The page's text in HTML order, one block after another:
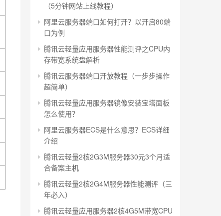
（5分钟网站上线教程）
阿里云服务器端口如何打开？以开启80端
口为例
腾讯云轻量应用服务器性能测评之CPU内
存带宽系统盘解析
腾讯云服务器端口开放教程（一步步操作
超简单）
腾讯云轻量应用服务器镜像安装宝塔面板
怎么使用？
阿里云服务器ECS是什么意思？ECS详细
介绍
腾讯云轻量2核2G3M服务器30元3个月适
合备案主机
腾讯云轻量2核2G4M服务器性能测评（三
年必入）
腾讯云轻量应用服务器2核4G5M带宽CPU